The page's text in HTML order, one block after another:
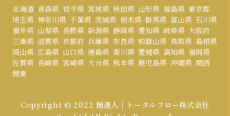
北海道 青森県 岩手県 宮城県 秋田県 山形県 福島県 東京都
埼玉県 神奈川県 千葉県 茨城県 栃木県 群馬県 富山県 石川県
福井県 山梨県 長野県 新潟県 静岡県 愛知県 岐阜県 大阪府
三重県 滋賀県 京都府 兵庫県 奈良県 和歌山県 鳥取県 島根県
岡山県 広島県 山口県 徳島県 香川県 愛媛県 高知県 福岡県
佐賀県 長崎県 宮崎県 大分県 熊本県 鹿児島県 沖縄県 関西
関東
Copyright © 2022 鮪達人 | トータルフロー株式会社